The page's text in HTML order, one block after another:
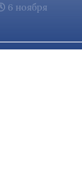
6 ноября